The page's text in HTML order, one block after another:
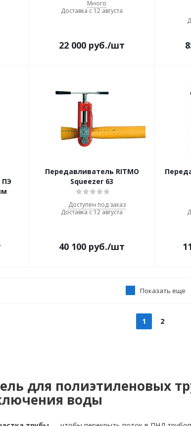
Много
Доставка с 12 августа
22 000 руб./шт
ПЭ
Передавливатель RITMO
Squeezer 63
Доступен под заказ
Доставка с 12 августа
40 100 руб./шт
Показать еще
1 2
для полиэтиленовых
воды